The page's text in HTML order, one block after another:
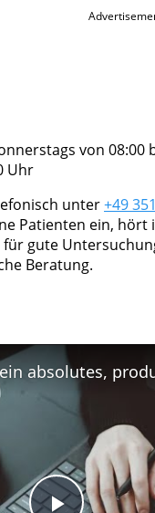
von 08:00
Uhr
unter+49
Patienten ein,
gute
Beratung.